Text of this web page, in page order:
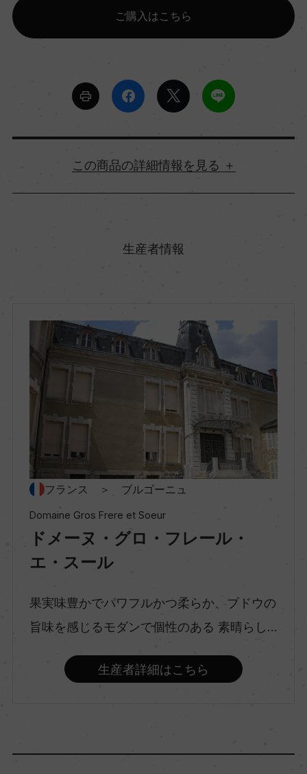
ご購入はこちら
詳細情報
地区名
コート・ド・ニュイ
種類
スティルワイン
味わい
品種（原材料）
ピノ・ノワール 100%
生産者情報
フランス ＞ ブルゴーニュ
Domaine Gros Frere et Soeur
ドメーヌ・グロ・フレール・
エ・スール
果実味豊かでパワフルかつ柔らか、ブドウの
旨味を感じるモダンで個性のある 素晴らし...
生産者詳細はこちら